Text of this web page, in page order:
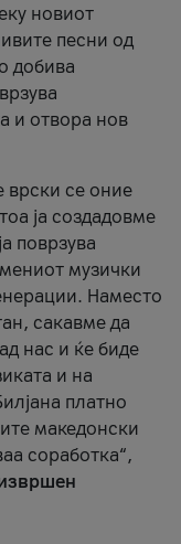
новиот
песни од
добива
и отвора нов
врски се оние
ја создадовме
поврзува
музички
Наместо
сакавме да
нас и ќе биде
и на
платно
македонски
соработка“,